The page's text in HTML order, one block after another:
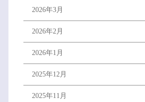
2026年3月
2026年2月
2026年1月
2025年12月
2025年11月